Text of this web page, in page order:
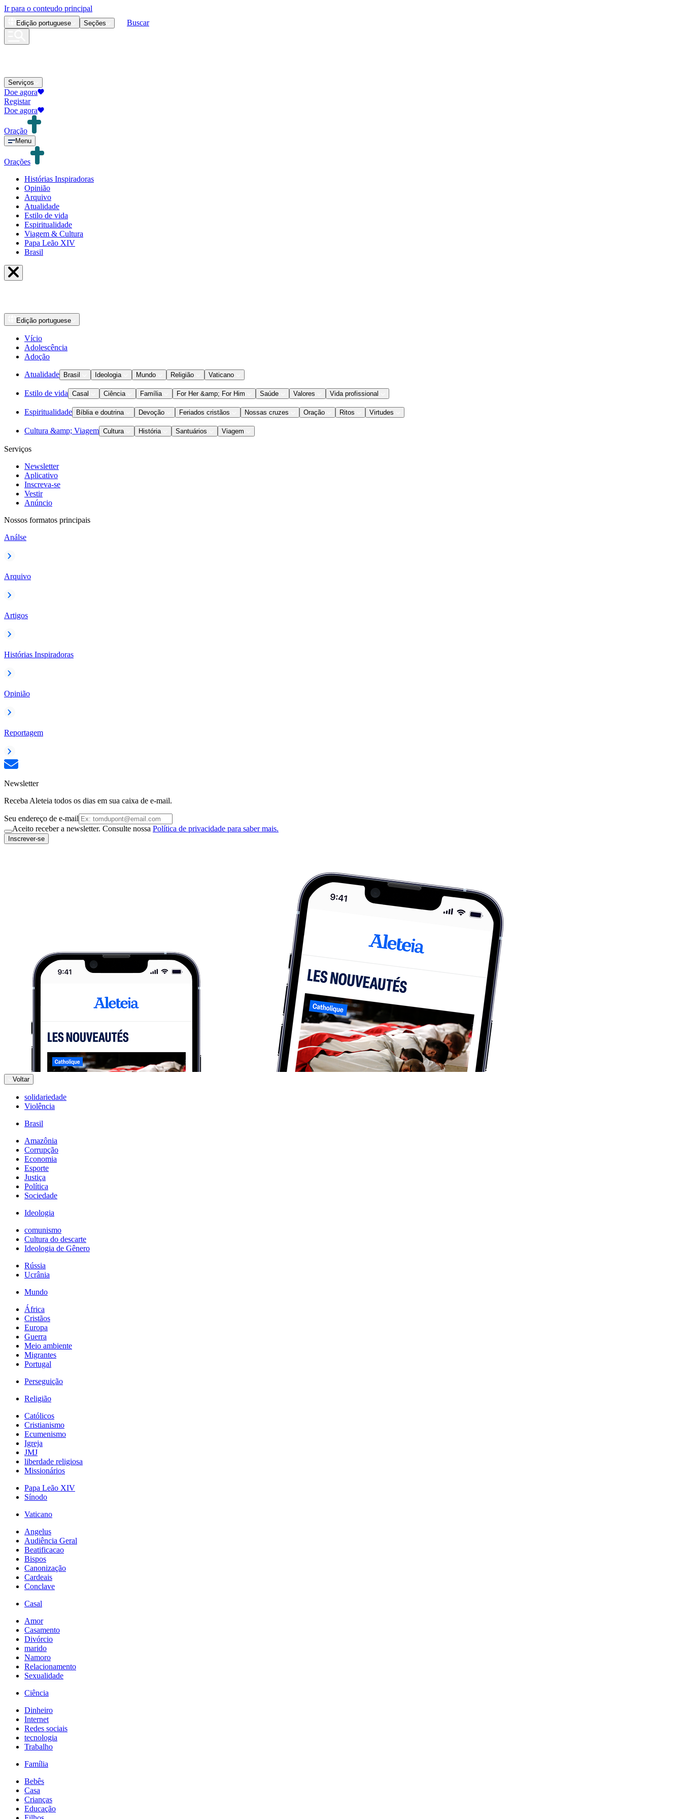
Ir para o conteudo principal
Edição portuguese Seções Buscar
Serviços
Doe agora
Registar
Doe agora
Oração
Menu
Orações
Histórias Inspiradoras
Opinião
Arquivo
Atualidade
Estilo de vida
Espiritualidade
Viagem & Cultura
Papa Leão XIV
Brasil
Edição portuguese
Vício
Adolescência
Adoção
Atualidade Brasil Ideologia Mundo Religião Vaticano
Estilo de vida Casal Ciência Família For Her &amp; For Him Saúde Valores Vida profissional
Espiritualidade Bíblia e doutrina Devoção Feriados cristãos Nossas cruzes Oração Ritos Virtudes
Cultura &amp; Viagem Cultura História Santuários Viagem
Serviços
Newsletter
Aplicativo
Inscreva-se
Vestir
Anúncio
Nossos formatos principais
Análse
Arquivo
Artigos
Histórias Inspiradoras
Opinião
Reportagem
Newsletter
Receba Aleteia todos os dias em sua caixa de e-mail.
Seu endereço de e-mail
Aceito receber a newsletter. Consulte nossa Política de privacidade para saber mais.
Inscrever-se
Voltar
solidariedade
Violência
Brasil
Amazônia
Corrupção
Economia
Esporte
Justiça
Política
Sociedade
Ideologia
comunismo
Cultura do descarte
Ideologia de Gênero
Rússia
Ucrânia
Mundo
África
Cristãos
Europa
Guerra
Meio ambiente
Migrantes
Portugal
Perseguição
Religião
Católicos
Cristianismo
Ecumenismo
Igreja
JMJ
liberdade religiosa
Missionários
Papa Leão XIV
Sínodo
Vaticano
Angelus
Audiência Geral
Beatificacao
Bispos
Canonização
Cardeais
Conclave
Casal
Amor
Casamento
Divórcio
marido
Namoro
Relacionamento
Sexualidade
Ciência
Dinheiro
Internet
Redes sociais
tecnologia
Trabalho
Família
Bebês
Casa
Crianças
Educação